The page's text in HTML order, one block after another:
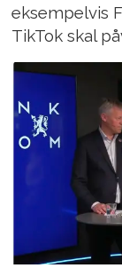
eksempelvis
TikTok skal